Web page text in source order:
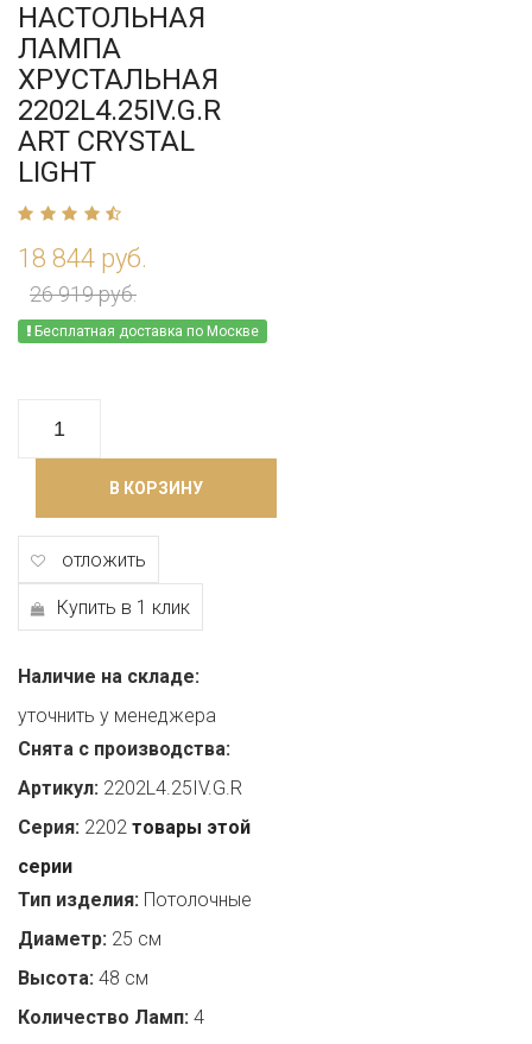
НАСТОЛЬНАЯ
ЛАМПА
ХРУСТАЛЬНАЯ
2202L4.25IV.G.R
ART CRYSTAL
LIGHT
18 844 руб.
26 919 руб.
Бесплатная доставка по Москве
В КОРЗИНУ
отложить
Купить в 1 клик
Наличие на складе:
уточнить у менеджера
Снята с производства:
Артикул: 2202L4.25IV.G.R
Серия: 2202 товары этой
серии
Тип изделия: Потолочные
Диаметр: 25 см
Высота: 48 см
Количество Ламп: 4